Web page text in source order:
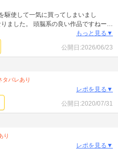
駆使して一気に買ってしまいまし
ました。 頭脳系の良い作品ですねー。
たら読み返したいです。本棚に必須の
もっと見る▼
公開日:2026/06/23
バレあり
レポを見る▼
公開日:2020/07/31
り
レポを見る▼